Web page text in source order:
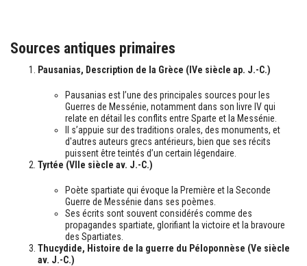
Sources antiques primaires
Pausanias, Description de la Grèce (IVe siècle ap. J.-C.)
Pausanias est l’une des principales sources pour les
Guerres de Messénie, notamment dans son livre IV qui
relate en détail les conflits entre Sparte et la Messénie.
Il s’appuie sur des traditions orales, des monuments, et
d'autres auteurs grecs antérieurs, bien que ses récits
puissent être teintés d’un certain légendaire.
Tyrtée (VIIe siècle av. J.-C.)
Poète spartiate qui évoque la Première et la Seconde
Guerre de Messénie dans ses poèmes.
Ses écrits sont souvent considérés comme des
propagandes spartiate, glorifiant la victoire et la bravoure
des Spartiates.
Thucydide, Histoire de la guerre du Péloponnèse (Ve siècle
av. J.-C.)